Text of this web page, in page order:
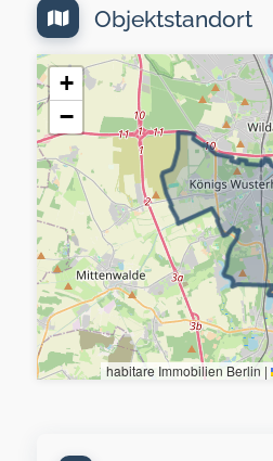
Objektstandort
+
−
habitare Immobilien Berlin |